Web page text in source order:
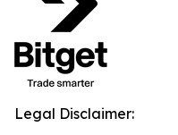
Legal Disclaimer: